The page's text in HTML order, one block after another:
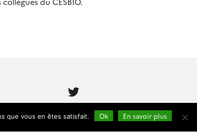
que vous en êtes satisfait. Ok En savoir plus